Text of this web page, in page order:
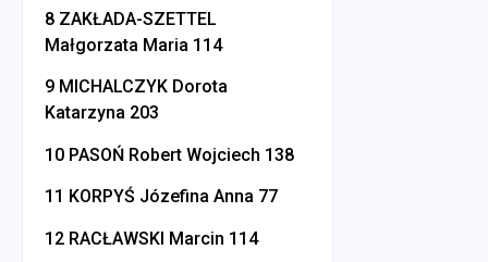
8 ZAKŁADA-SZETTEL
Małgorzata Maria 114
9 MICHALCZYK Dorota
Katarzyna 203
10 PASOŃ Robert Wojciech 138
11 KORPYŚ Józefina Anna 77
12 RACŁAWSKI Marcin 114